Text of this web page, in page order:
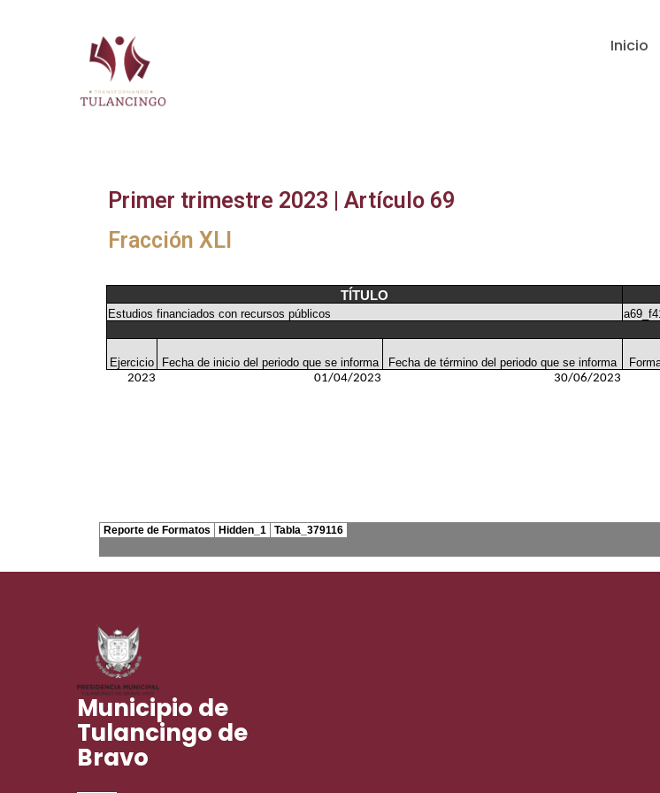
Inicio
Primer trimestre 2023 | Artículo 69
Fracción XLI
Municipio de
Tulancingo de
Bravo